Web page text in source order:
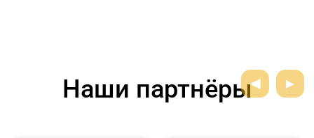
Наши партнёры